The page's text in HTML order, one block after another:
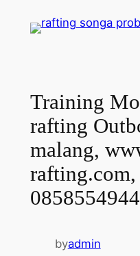
Training
rafting
malang,
rafting.com,
byadmin